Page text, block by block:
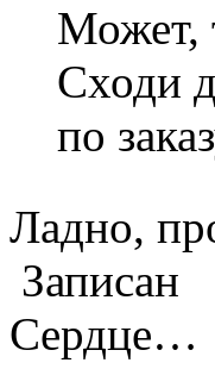
Может,
Сходи
по
Ладно,
Записан
Сердце…